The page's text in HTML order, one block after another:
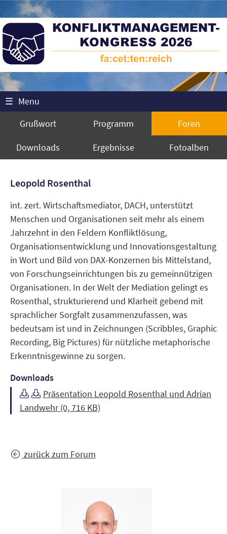
☰ Menu
Grußwort
Programm Foren
Downloads Ergebnisse Fotoalben
Leopold Rosenthal
int. zert. Wirtschaftsmediator, DACH, unterstützt
Menschen und Organisationen seit mehr als einem
Jahrzehnt in den Feldern Konfliktlösung,
Organisationsentwicklung und Innovationsgestaltung
in Wort und Bild von DAX-Konzernen bis Mittelstand,
von Forschungseinrichtungen bis zu gemeinnützigen
Organisationen. In der Welt der Mediation gelingt es
Rosenthal, strukturierend und Klarheit gebend mit
sprachlicher Sorgfalt zusammenzufassen, was
bedeutsam ist und in Zeichnungen (Scribbles, Graphic
Recording, Big Pictures) für nützliche metaphorische
Erkenntnisgewinne zu sorgen.
Downloads
Präsentation Leopold Rosenthal und Adrian
Landwehr (0, 716 KB)
zurück zum Forum